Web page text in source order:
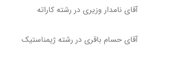
آقای نامدار وزیری در رشته کاراته
آقای حسام باقری در رشته ژیمناستیک